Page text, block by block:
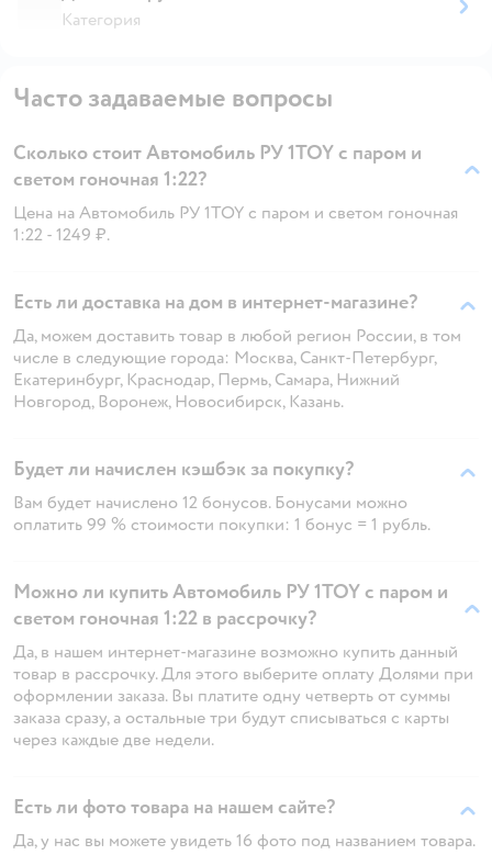
Категория
Часто задаваемые вопросы
Сколько стоит Автомобиль РУ 1TOY с паром и
светом гоночная 1:22?
Цена на Автомобиль РУ 1TOY с паром и светом гоночная
1:22 - 1249 ₽.
Есть ли доставка на дом в интернет-магазине?
Да, можем доставить товар в любой регион России, в том
числе в следующие города: Москва, Санкт-Петербург,
Екатеринбург, Краснодар, Пермь, Самара, Нижний
Новгород, Воронеж, Новосибирск, Казань.
Будет ли начислен кэшбэк за покупку?
Вам будет начислено 12 бонусов. Бонусами можно
оплатить 99 % стоимости покупки: 1 бонус = 1 рубль.
Можно ли купить Автомобиль РУ 1TOY с паром и
светом гоночная 1:22 в рассрочку?
Да, в нашем интернет-магазине возможно купить данный
товар в рассрочку. Для этого выберите оплату Долями при
оформлении заказа. Вы платите одну четверть от суммы
заказа сразу, а остальные три будут списываться с карты
через каждые две недели.
Есть ли фото товара на нашем сайте?
Да, у нас вы можете увидеть 16 фото под названием товара.